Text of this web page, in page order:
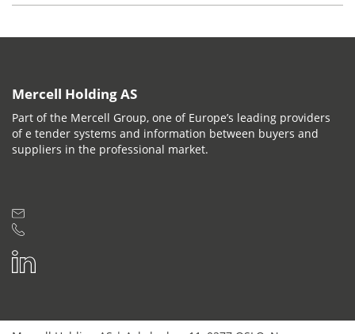
Mercell Holding AS
Part of the Mercell Group, one of Europe’s leading providers
of e tender systems and information between buyers and
suppliers in the professional market.